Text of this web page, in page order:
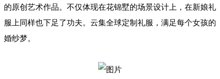
的原创艺术作品。不仅体现在花锦墅的场景设计上，在新娘礼
服上同样也下足了功夫。云集全球定制礼服，满足每个女孩的
婚纱梦。